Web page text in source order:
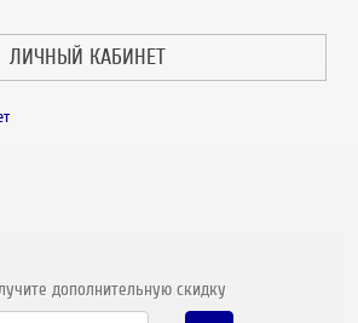
ЛИЧНЫЙ КАБИНЕТ
дополнительную скидку